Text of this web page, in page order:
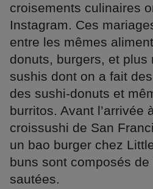
croisements culinaires
Instagram. Ces
entre les mêmes
donuts, burgers, et plus
sushis dont on a fait
des sushi-donuts et
burritos. Avant l’arrivée
croissushi de San
un bao burger chez
buns sont composés
sautées.